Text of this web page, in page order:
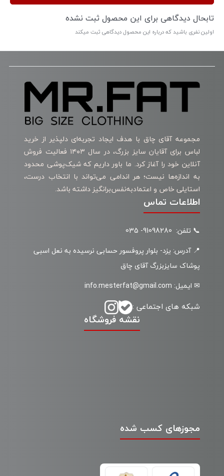
تابحال دیدگاهی برای این محصول ثبت نشده
اولین نفری باشید که درباره این محصول دیدگاهی ثبت میکند
مجموعه آقای چاق با هدف ایجاد تجربه‌ای دلپذیر از خرید
لباس برای آقایان سایز بزرگ، در سال ۱۴۰۳ فعالیت فروش
آنلاین خود را آغاز کرد. ما باور داریم که شیک‌پوشی محدود
به اندازه‌ها نیست؛ هر اندامی می‌تواند با انتخاب درست،
استایلی خاص و اعتمادبه‌نفس‌برانگیز داشته باشد.
مجوزهای کسب شده
اطلاعات تماس
📞 تلفن: 91098280- 035
📍 آدرس: یزد- بلوار پروفسور حسابی نرسیده به نعل اسبی
پوشاک سایزبزرگ آقای چاق
✉ ایمیل: info.mesterfat@gmail.com
شبکه های اجتماعی :
نقشه فروشگاه